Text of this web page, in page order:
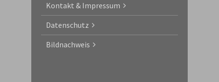
Kontakt & Impressum
Datenschutz
Bildnachweis